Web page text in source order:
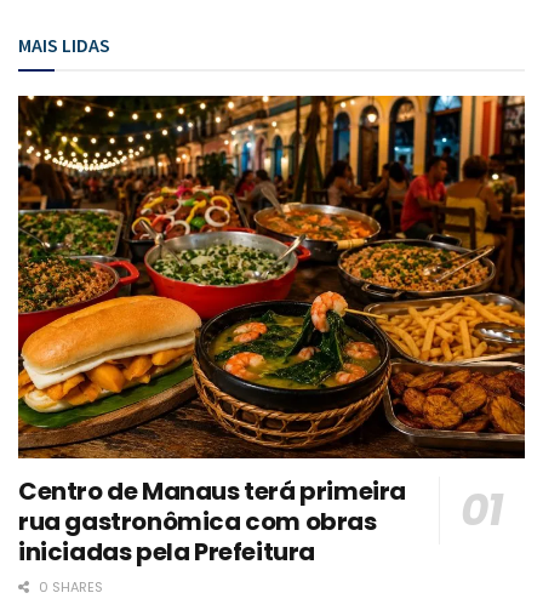
MAIS LIDAS
Centro de Manaus terá primeira
rua gastronômica com obras
iniciadas pela Prefeitura
0 SHARES